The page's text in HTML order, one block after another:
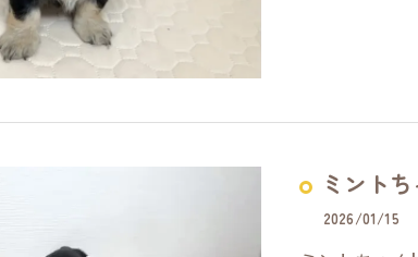
ミント
2026/01/15